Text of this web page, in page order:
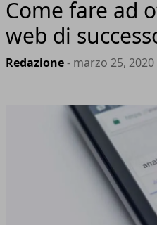
Come fare ad
web di
Redazione- marzo 25, 2020